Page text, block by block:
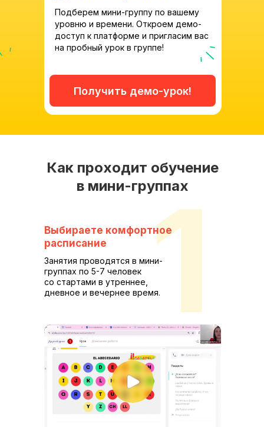
Подберем мини-группу по вашему
уровню и времени. Откроем демо-
доступ к платформе и пригласим вас
на пробный урок в группе!
Получить демо-урок!
Как проходит обучение
в мини-группах
1
Выбираете комфортное
расписание
Занятия проводятся в мини-
группах по 5-7 человек
со стартами в утреннее,
дневное и вечернее время.